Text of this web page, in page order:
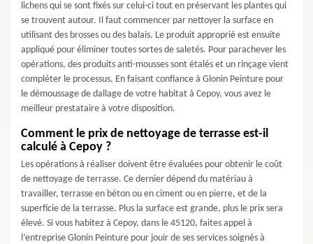
lichens qui se sont fixés sur celui-ci tout en préservant les plantes qui
se trouvent autour. Il faut commencer par nettoyer la surface en
utilisant des brosses ou des balais. Le produit approprié est ensuite
appliqué pour éliminer toutes sortes de saletés. Pour parachever les
opérations, des produits anti-mousses sont étalés et un rinçage vient
compléter le processus. En faisant confiance à Glonin Peinture pour
le démoussage de dallage de votre habitat à Cepoy, vous avez le
meilleur prestataire à votre disposition.
Comment le prix de nettoyage de terrasse est-il
calculé à Cepoy ?
Les opérations à réaliser doivent être évaluées pour obtenir le coût
de nettoyage de terrasse. Ce dernier dépend du matériau à
travailler, terrasse en béton ou en ciment ou en pierre, et de la
superficie de la terrasse. Plus la surface est grande, plus le prix sera
élevé. Si vous habitez à Cepoy, dans le 45120, faites appel à
l’entreprise Glonin Peinture pour jouir de ses services soignés à